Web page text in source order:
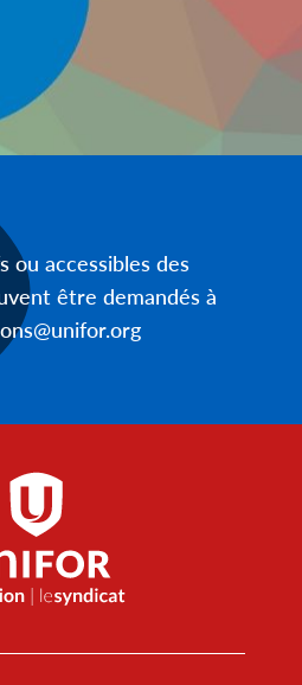
ou accessibles des
être demandés à